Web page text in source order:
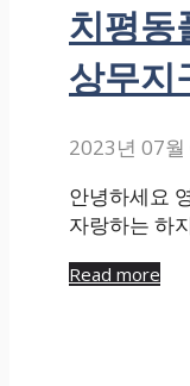
치평동
상무지
2023년 07월
안녕하세요
자랑하는 하
Read more